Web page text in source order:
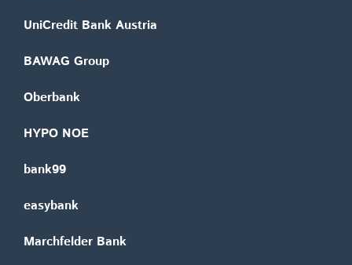
UniCredit Bank Austria
BAWAG Group
Oberbank
HYPO NOE
bank99
easybank
Marchfelder Bank